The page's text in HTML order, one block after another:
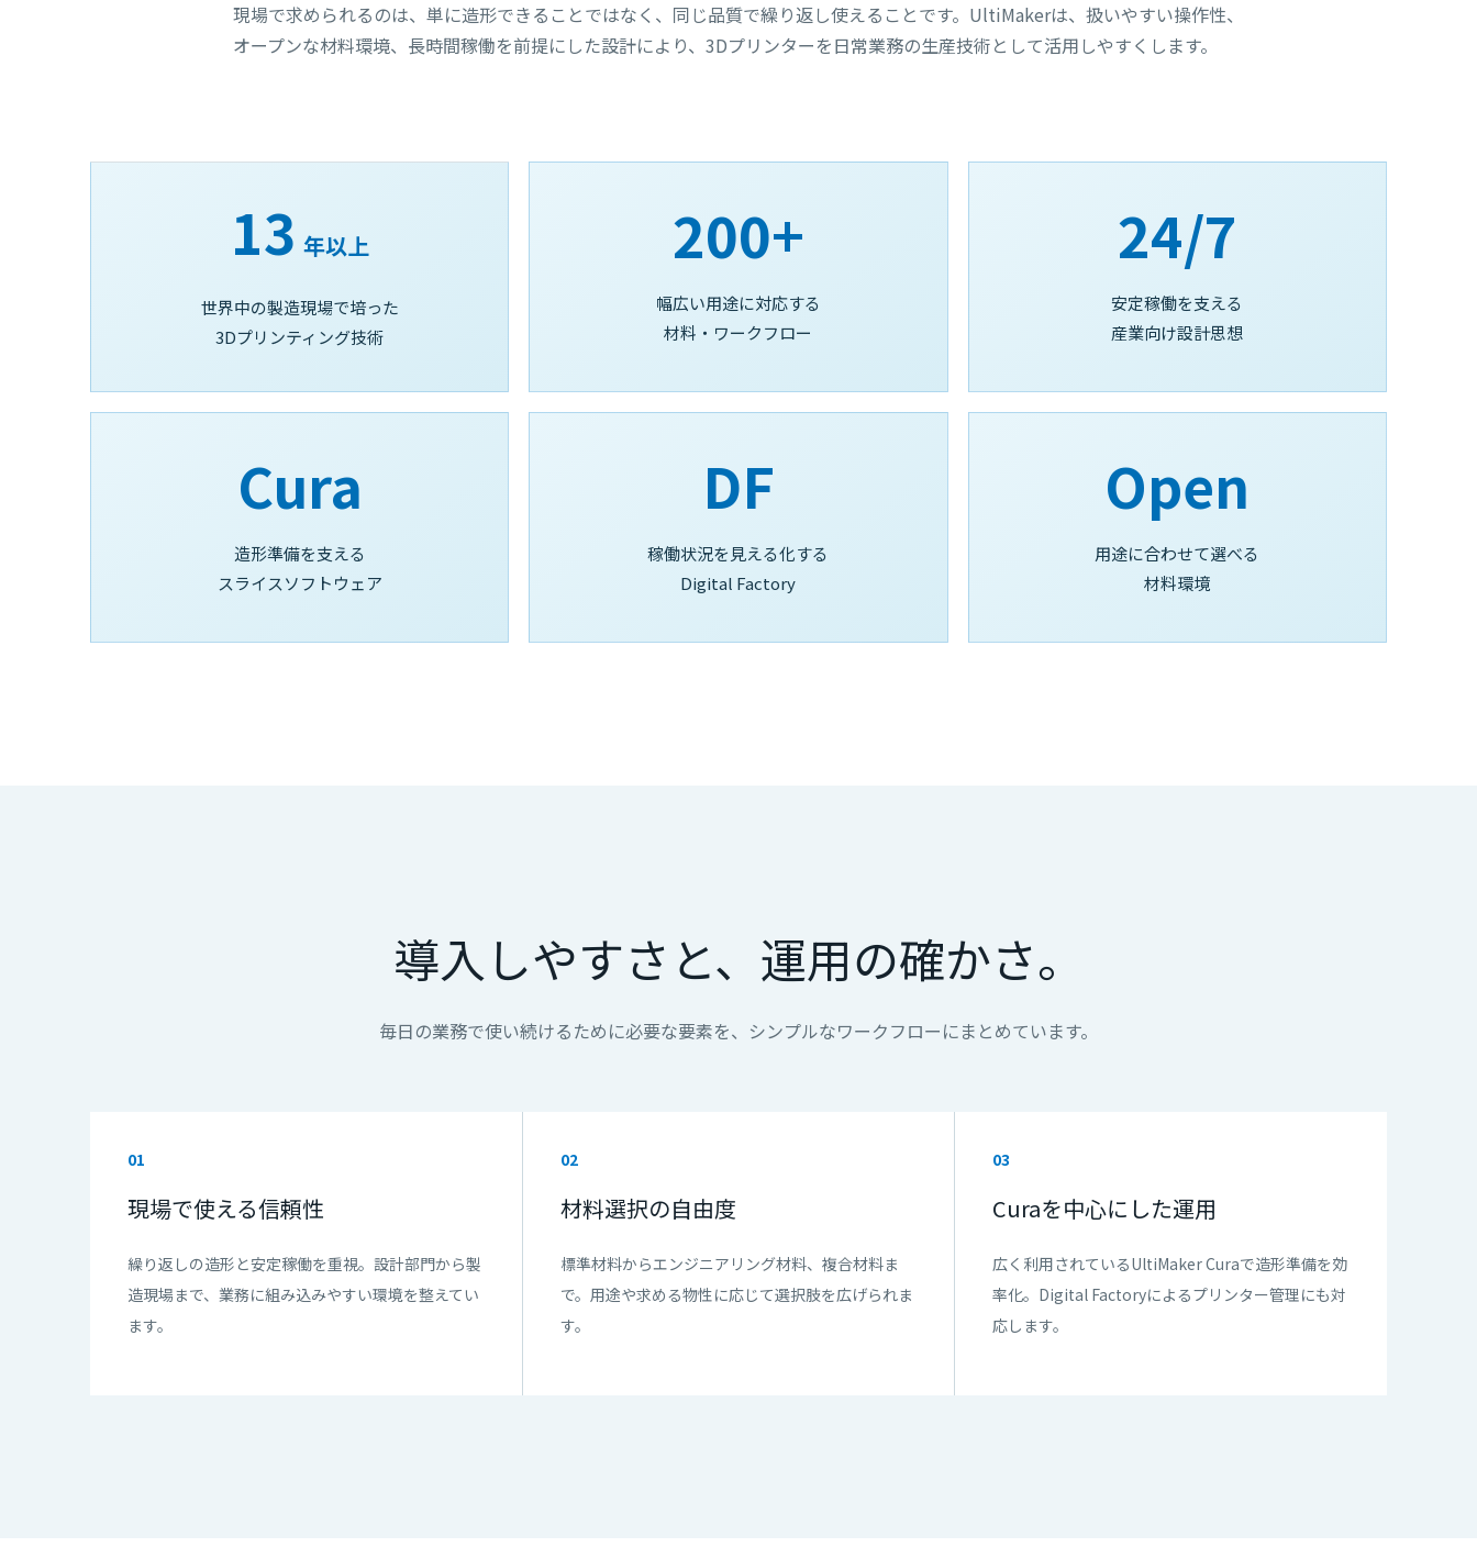
現場で求められるのは、単に造形できることではなく、同じ品質で繰り返し使えることです。UltiMakerは、扱いやすい操作性、
オープンな材料環境、長時間稼働を前提にした設計により、3Dプリンターを日常業務の生産技術として活用しやすくします。
13 年以上
世界中の製造現場で培った
3Dプリンティング技術
200+
幅広い用途に対応する
材料・ワークフロー
24/7
安定稼働を支える
産業向け設計思想
Cura
造形準備を支える
スライスソフトウェア
DF
稼働状況を見える化する
Digital Factory
Open
用途に合わせて選べる
材料環境
導入しやすさと、運用の確かさ。
毎日の業務で使い続けるために必要な要素を、シンプルなワークフローにまとめています。
01
現場で使える信頼性
繰り返しの造形と安定稼働を重視。設計部門から製
造現場まで、業務に組み込みやすい環境を整えてい
ます。
02
材料選択の自由度
標準材料からエンジニアリング材料、複合材料ま
で。用途や求める物性に応じて選択肢を広げられま
す。
03
Curaを中心にした運用
広く利用されているUltiMaker Curaで造形準備を効
率化。Digital Factoryによるプリンター管理にも対
応します。